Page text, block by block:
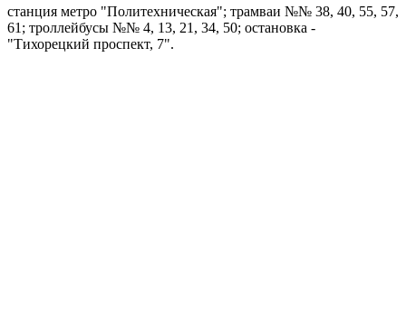
станция метро "Политехническая"; трамваи №№ 38, 40, 55, 57,
61; троллейбусы №№ 4, 13, 21, 34, 50; остановка -
"Тихорецкий проспект, 7".